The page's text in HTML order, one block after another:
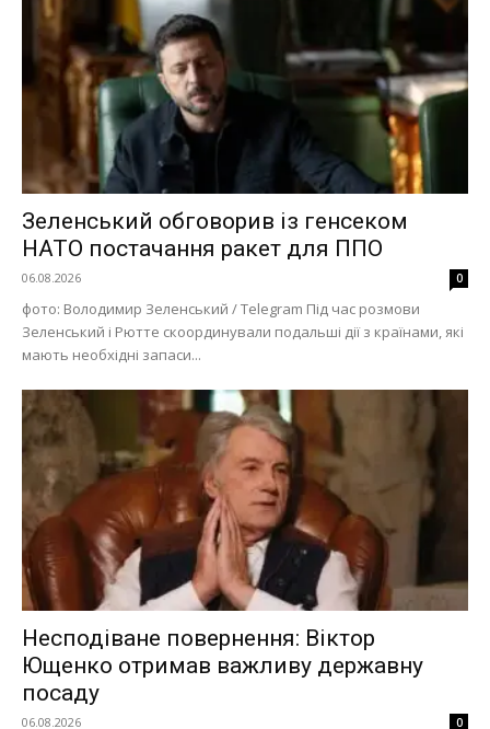
Зеленський обговорив із генсеком
НАТО постачання ракет для ППО
06.08.2026 0
фото: Володимир Зеленський / Telegram Під час розмови
Зеленський і Рютте скоординували подальші дії з країнами, які
мають необхідні запаси...
Несподіване повернення: Віктор
Ющенко отримав важливу державну
посаду
06.08.2026 0